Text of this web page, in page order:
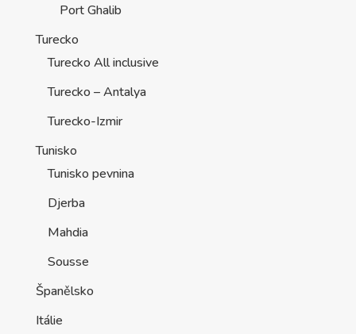
Port Ghalib
Turecko
Turecko All inclusive
Turecko – Antalya
Turecko-Izmir
Tunisko
Tunisko pevnina
Djerba
Mahdia
Sousse
Španělsko
Itálie